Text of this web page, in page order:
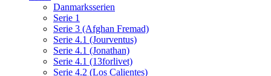
Danmarksserien
Serie 1
Serie 3 (Afghan Fremad)
Serie 4.1 (Jourventus)
Serie 4.1 (Jonathan)
Serie 4.1 (13forlivet)
Serie 4.2 (Los Calientes)